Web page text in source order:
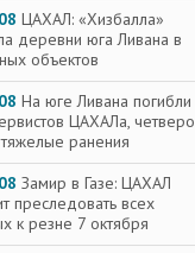
ЦАХАЛ: «Хизбалла»
деревни юга Ливана в
объектов
На юге Ливана погибли
ЦАХАЛа, четверо
ранения
Замир в Газе: ЦАХАЛ
преследовать всех
к резне 7 октября